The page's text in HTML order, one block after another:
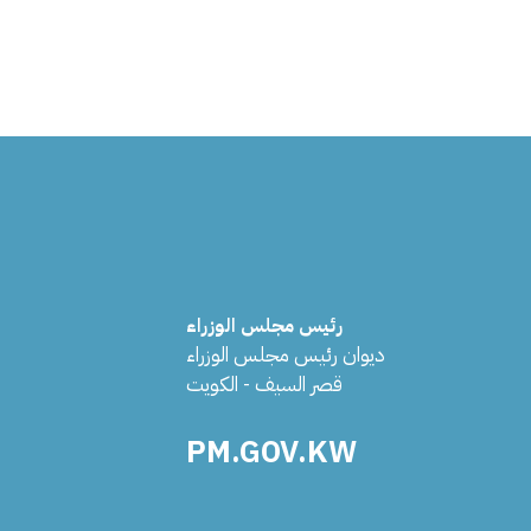
رئيس مجلس الوزراء
ديوان رئيس مجلس الوزراء
قصر السيف - الكويت
PM.GOV.KW